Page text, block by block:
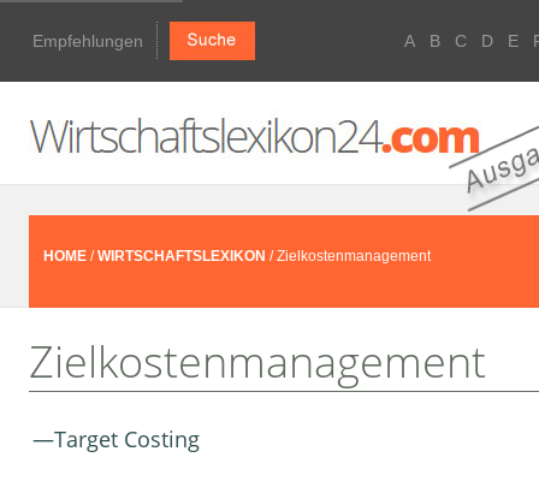
Empfehlungen A B C D E
HOME /WIRTSCHAFTSLEXIKON / Zielkostenmanagement
Zielkostenmanagement
—Target Costing